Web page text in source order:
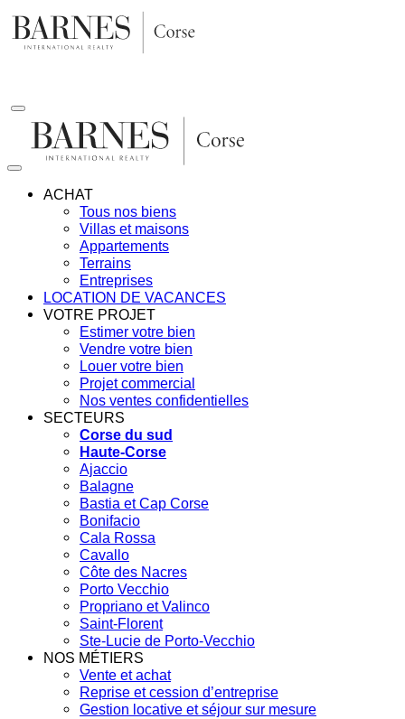
Aller
au
contenu
ACHAT
Tous nos biens
Villas et maisons
Appartements
Terrains
Entreprises
LOCATION DE VACANCES
VOTRE PROJET
Estimer votre bien
Vendre votre bien
Louer votre bien
Projet commercial
Nos ventes confidentielles
SECTEURS
Corse du sud
Haute-Corse
Ajaccio
Balagne
Bastia et Cap Corse
Bonifacio
Cala Rossa
Cavallo
Côte des Nacres
Porto Vecchio
Propriano et Valinco
Saint-Florent
Ste-Lucie de Porto-Vecchio
NOS MÉTIERS
Vente et achat
Reprise et cession d’entreprise
Gestion locative et séjour sur mesure